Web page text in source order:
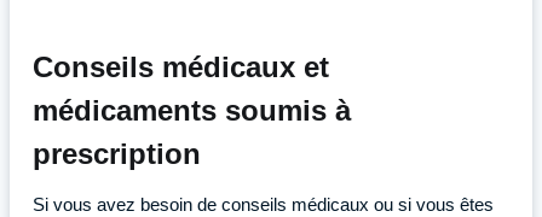
Conseils médicaux et
médicaments soumis à
prescription
Si vous avez besoin de conseils médicaux ou si vous êtes